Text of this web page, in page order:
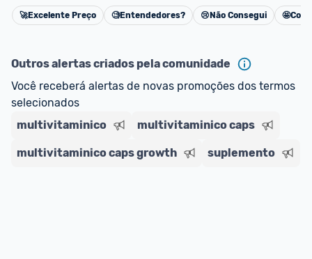
oferta do Promobit, ou de um vendedor Oficial
E lembre-se: você sempre pode contar ajuda da
comunidade para tirar dúvidas ou acionar os
nossos Admins marcando
comentário ou através do
Fale com o Promobit.
Cancelar
🚀Excelente Preço 🧐Entendedores? 😢 Não Consegui 🤩
Outros alertas criados pela comunidade
Você receberá alertas de novas promoções dos termos
selecionados
multivitaminico
multivitaminico caps
multivitaminico caps growth suplemento